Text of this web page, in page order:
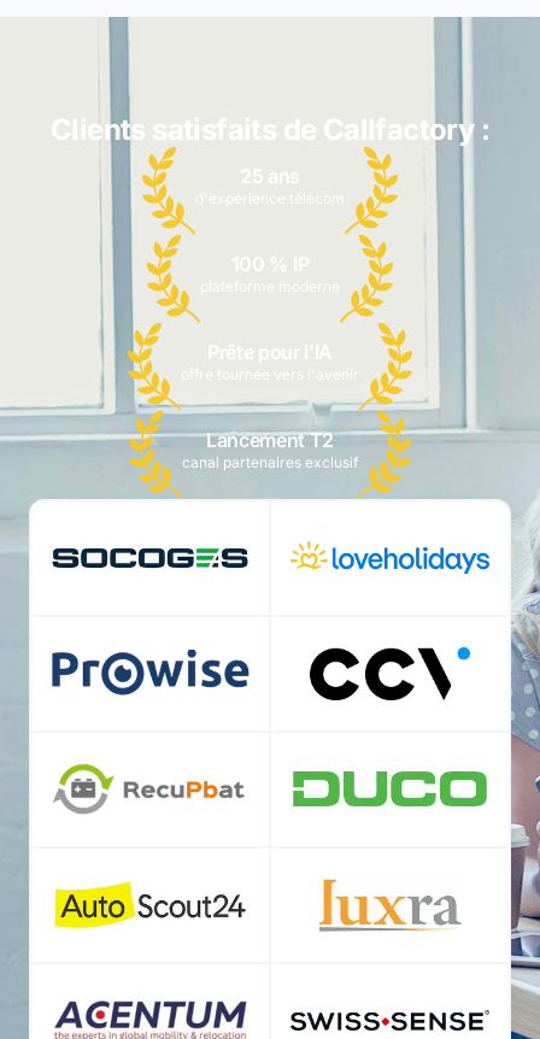
Clients satisfaits de Callfactory :
25 ans
d'expérience télécom
100 % IP
plateforme moderne
Prête pour l'IA
offre tournée vers l'avenir
Lancement T2
canal partenaires exclusif